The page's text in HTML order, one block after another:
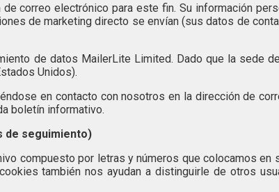
correo electrónico para este fin. Su información
de marketing directo se envían (sus datos de
de datos MailerLite Limited. Dado que la sede
Unidos).
en contacto con nosotros en la dirección de
boletín informativo.
de seguimiento)
compuesto por letras y números que colocamos en
también nos ayudan a distinguirle de otros